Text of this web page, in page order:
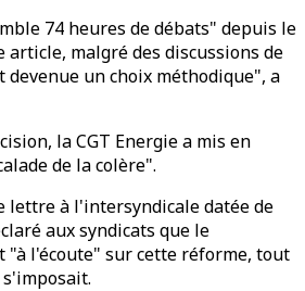
74 heures de débats" depuis le
article, malgré des discussions de
un choix méthodique", a
la CGT Energie a mis en
de la colère".
lettre à l'intersyndicale datée de
aux syndicats que le
"à l'écoute" sur cette réforme, tout